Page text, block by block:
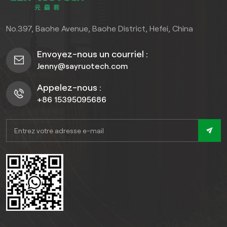
commerciaux.
No.397, Baohe Avenue, Baohe District, Hefei, China
Envoyez-nous un courriel :
Jenny@sayruotech.com
Appelez-nous :
+86 15395095686